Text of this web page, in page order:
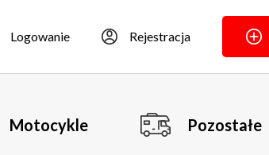
Logowanie Rejestracja
Motocykle Pozostałe